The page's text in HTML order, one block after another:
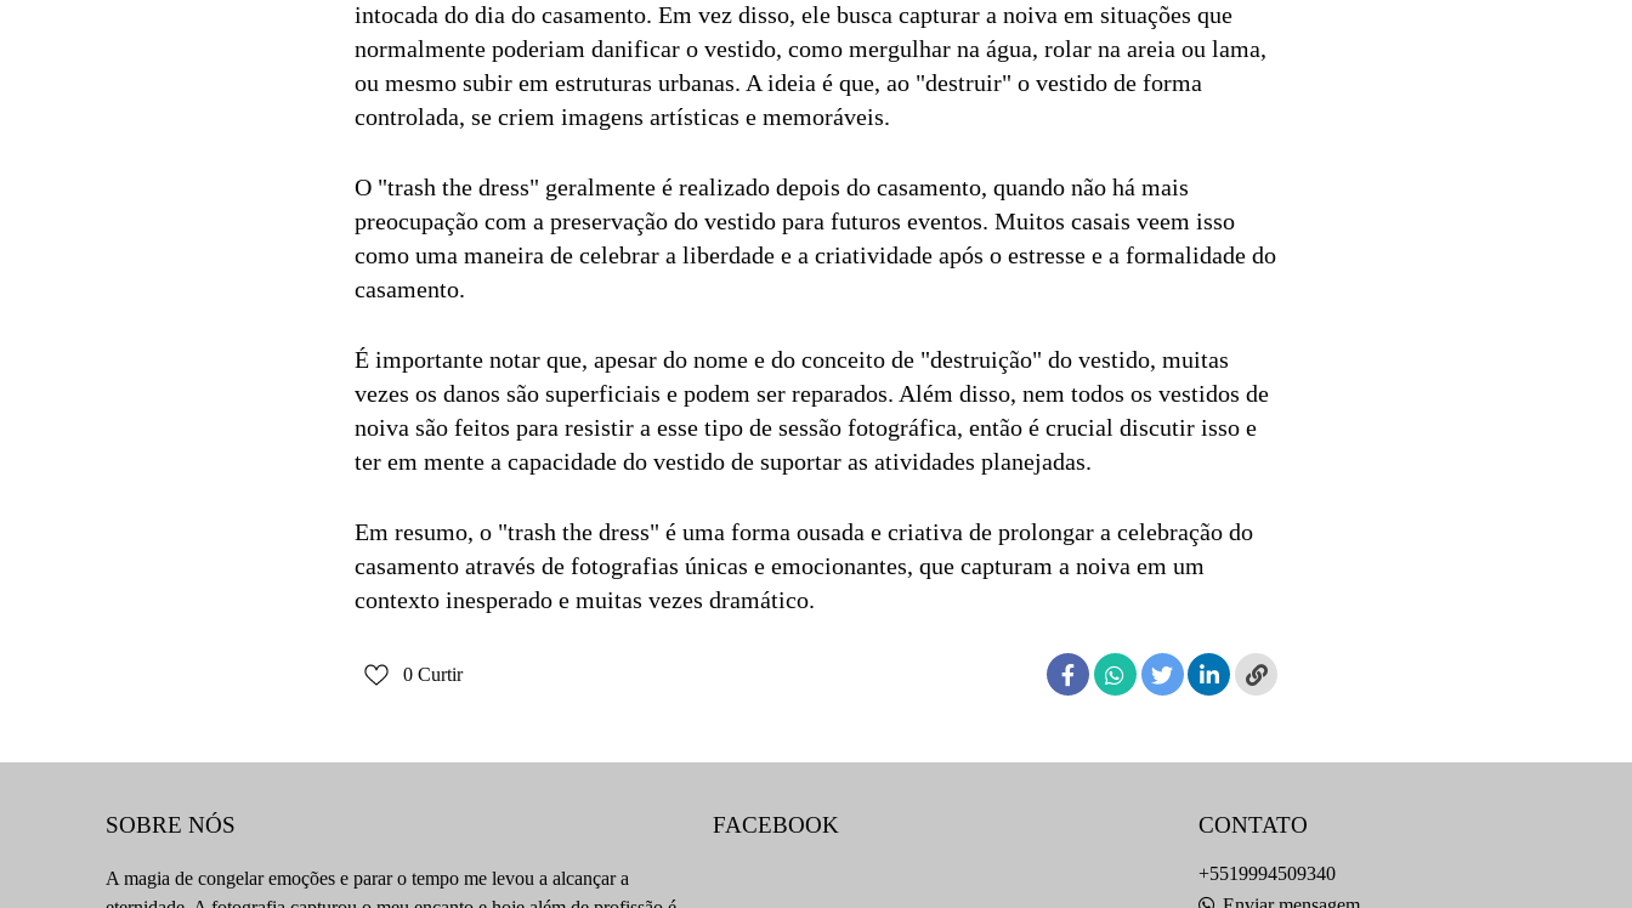
intocada do dia do casamento. Em vez disso, ele busca capturar a noiva em situações que
normalmente poderiam danificar o vestido, como mergulhar na água, rolar na areia ou lama,
ou mesmo subir em estruturas urbanas. A ideia é que, ao "destruir" o vestido de forma
controlada, se criem imagens artísticas e memoráveis.
O "trash the dress" geralmente é realizado depois do casamento, quando não há mais
preocupação com a preservação do vestido para futuros eventos. Muitos casais veem isso
como uma maneira de celebrar a liberdade e a criatividade após o estresse e a formalidade do
casamento.
É importante notar que, apesar do nome e do conceito de "destruição" do vestido, muitas
vezes os danos são superficiais e podem ser reparados. Além disso, nem todos os vestidos de
noiva são feitos para resistir a esse tipo de sessão fotográfica, então é crucial discutir isso e
ter em mente a capacidade do vestido de suportar as atividades planejadas.
Em resumo, o "trash the dress" é uma forma ousada e criativa de prolongar a celebração do
casamento através de fotografias únicas e emocionantes, que capturam a noiva em um
contexto inesperado e muitas vezes dramático.
0 Curtir
SOBRE NÓS
A magia de congelar emoções e parar o tempo me levou a alcançar a
FACEBOOK CONTATO
+5519994509340